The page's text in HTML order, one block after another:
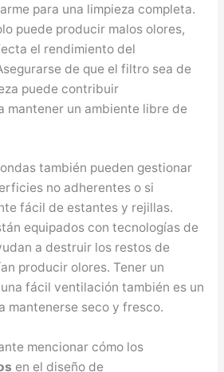
para una limpieza completa.
puede producir malos olores,
el rendimiento del
de que el filtro sea de
puede contribuir
mantener un ambiente libre de
también pueden gestionar
no adherentes o si
fácil de estantes y rejillas.
equipados con tecnologías de
a destruir los restos de
producir olores. Tener un
fácil ventilación también es un
mantenerse seco y fresco.
mencionar cómo los
en el diseño de